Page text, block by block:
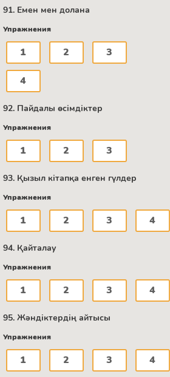
91. Емен мен долана
Упражнения
1 2 3
4
92. Пайдалы өсімдіктер
Упражнения
1 2 3
93. Қызыл кітапқа енген гүлдер
Упражнения
1 2 3 4
94. Қайталау
Упражнения
1 2 3 4
95. Жәндіктердің айтысы
Упражнения
1 2 3 4